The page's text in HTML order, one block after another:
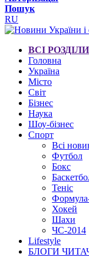
Пошук
RU
ВСІ РОЗДІЛИ
Головна
Україна
Місто
Світ
Бізнес
Наука
Шоу-бізнес
Спорт
Всі
Футбол
Бокс
Теніс
Хокей
Шахи
ЧС-2014
Lifestyle
БЛОГИ